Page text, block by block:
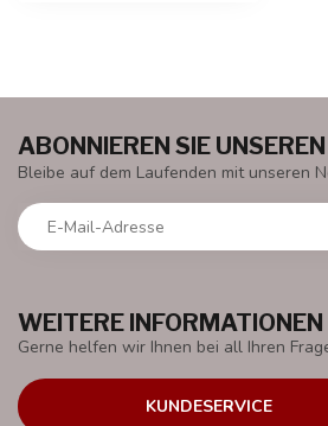
WEITERE INFORMATIONEN
Gerne helfen wir Ihnen bei all Ihren
KUNDESERVICE
ABONNIEREN SIE
Bleibe auf dem Laufenden mit unseren